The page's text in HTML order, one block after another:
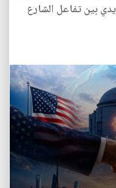
بين تفاعل الشارع